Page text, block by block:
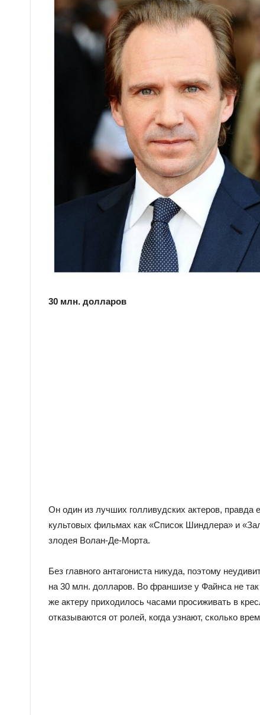
30 млн. долларов
Он один из лучших голливудских актеров, правда
культовых фильмах как «Список Шиндлера» и
злодея Волан-Де-Морта.
Без главного антагониста никуда, поэтому
на 30 млн. долларов. Во франшизе у Файнса не
же актеру приходилось часами просиживать в
отказываются от ролей, когда узнают, сколько